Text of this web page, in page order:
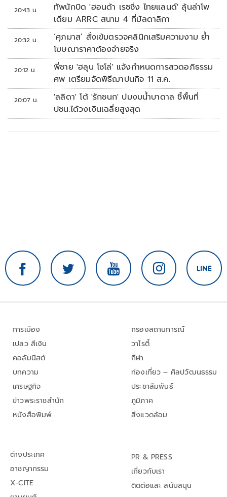
20:43 น.
ทัพนักบิด 'ฮอนด้า เรซซิ่ง ไทยแลนด์' ลุ้นล่าโพ
เดียม ARRC สนาม 4 ที่มัลดาลิกา
20:32 น.
‘ศุภมาส’ สั่งเข้มตรวจคลินิกเสริมความงาม ย้ำ
โฆษณาราคาต้องจ่ายจริง
20:12 น.
พี่ชาย 'ฮลุน โซโล่' แจ้งกำหนดการสวดอภิธรรม
ศพ เตรียมจัดพิธีฌาปนกิจ 11 ส.ค.
20:07 น.
'ลลิดา' โต้ 'รักชนก' ปมงบน้ำบาดาล ชี้พื้นที่
ปชน.ได้วงเงินเฉลี่ยสูงสุด
การเมือง
เปลว สีเงิน
คอลัมนิสต์
บทความ
เศรษฐกิจ
ข่าวพระราชสำนัก
หนังสือพิมพ์
กรองสถานการณ์
วาไรตี้
กีฬา
ท่องเที่ยว – ศิลปวัฒนธรรม
ประชาสัมพันธ์
ภูมิภาค
สิ่งแวดล้อม
ต่างประเทศ
อาชญากรรม
X-CITE
PR & PRESS
เกี่ยวกับเรา
ติดต่อและ สนับสนุน